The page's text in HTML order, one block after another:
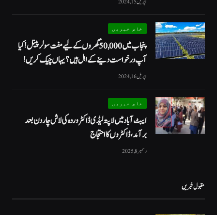
خاص خبریں
پنجاب میں 50,000 گھروں کے لیے مفت سولر پینل! کیا
آپ درخواست دینے کے اہل ہیں؟ یہاں چیک کریں!
اپریل 16, 2024
خاص خبریں
ایبٹ آباد میں لاپتہ لیڈی ڈاکٹر وردہ کی لاش چار دن بعد
برآمد، ڈاکٹروں کا احتجاج
دسمبر 8, 2025
مقبول خبریں